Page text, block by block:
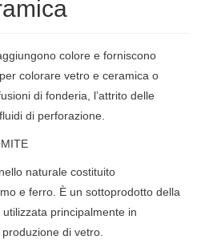
colore e forniscono
colorare vetro e ceramica o
di fonderia, l’attrito delle
di perforazione.
naturale costituito
e ferro. È un sottoprodotto della
principalmente in
di vetro.